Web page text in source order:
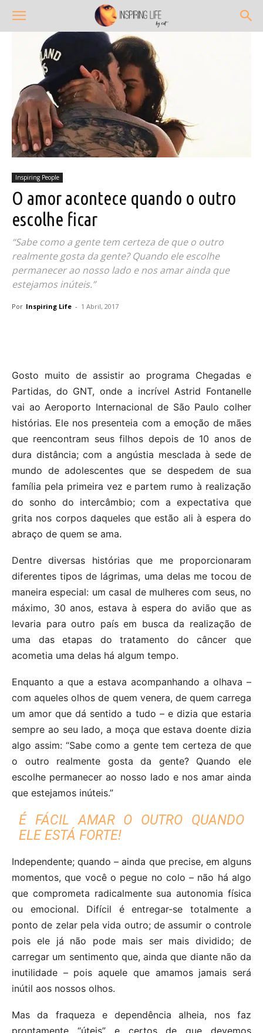
Inspiring People
O amor acontece quando o outro
escolhe ficar
“Sabe como a gente tem certeza de que o outro
realmente gosta da gente? Quando ele escolhe
permanecer ao nosso lado e nos amar ainda que
estejamos inúteis.”
Por Inspiring Life - 1 Abril, 2017
Gosto muito de assistir ao programa Chegadas e
Partidas, do GNT, onde a incrível Astrid Fontanelle
vai ao Aeroporto Internacional de São Paulo colher
histórias. Ele nos presenteia com a emoção de mães
que reencontram seus filhos depois de 10 anos de
dura distância; com a angústia mesclada à sede de
mundo de adolescentes que se despedem de sua
família pela primeira vez e partem rumo à realização
do sonho do intercâmbio; com a expectativa que
grita nos corpos daqueles que estão ali à espera do
abraço de quem se ama.
Dentre diversas histórias que me proporcionaram
diferentes tipos de lágrimas, uma delas me tocou de
maneira especial: um casal de mulheres com seus, no
máximo, 30 anos, estava à espera do avião que as
levaria para outro país em busca da realização de
uma das etapas do tratamento do câncer que
acometia uma delas há algum tempo.
Enquanto a que a estava acompanhando a olhava –
com aqueles olhos de quem venera, de quem carrega
um amor que dá sentido a tudo – e dizia que estaria
sempre ao seu lado, a moça que estava doente dizia
algo assim: “Sabe como a gente tem certeza de que
o outro realmente gosta da gente? Quando ele
escolhe permanecer ao nosso lado e nos amar ainda
que estejamos inúteis.”
É FÁCIL AMAR O OUTRO QUANDO
ELE ESTÁ FORTE!
Independente; quando – ainda que precise, em alguns
momentos, que você o pegue no colo – não há algo
que comprometa radicalmente sua autonomia física
ou emocional. Difícil é entregar-se totalmente a
ponto de zelar pela vida outro; de assumir o controle
pois ele já não pode mais ser mais dividido; de
carregar um sentimento que, ainda que diante não da
inutilidade – pois aquele que amamos jamais será
inútil aos nossos olhos.
Mas da fraqueza e dependência alheia, nos faz
prontamente “úteis” e certos de que devemos